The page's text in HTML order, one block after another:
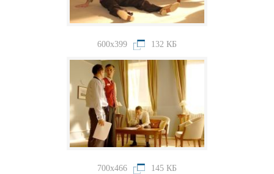
600x399 132 КБ
700x466 145 КБ